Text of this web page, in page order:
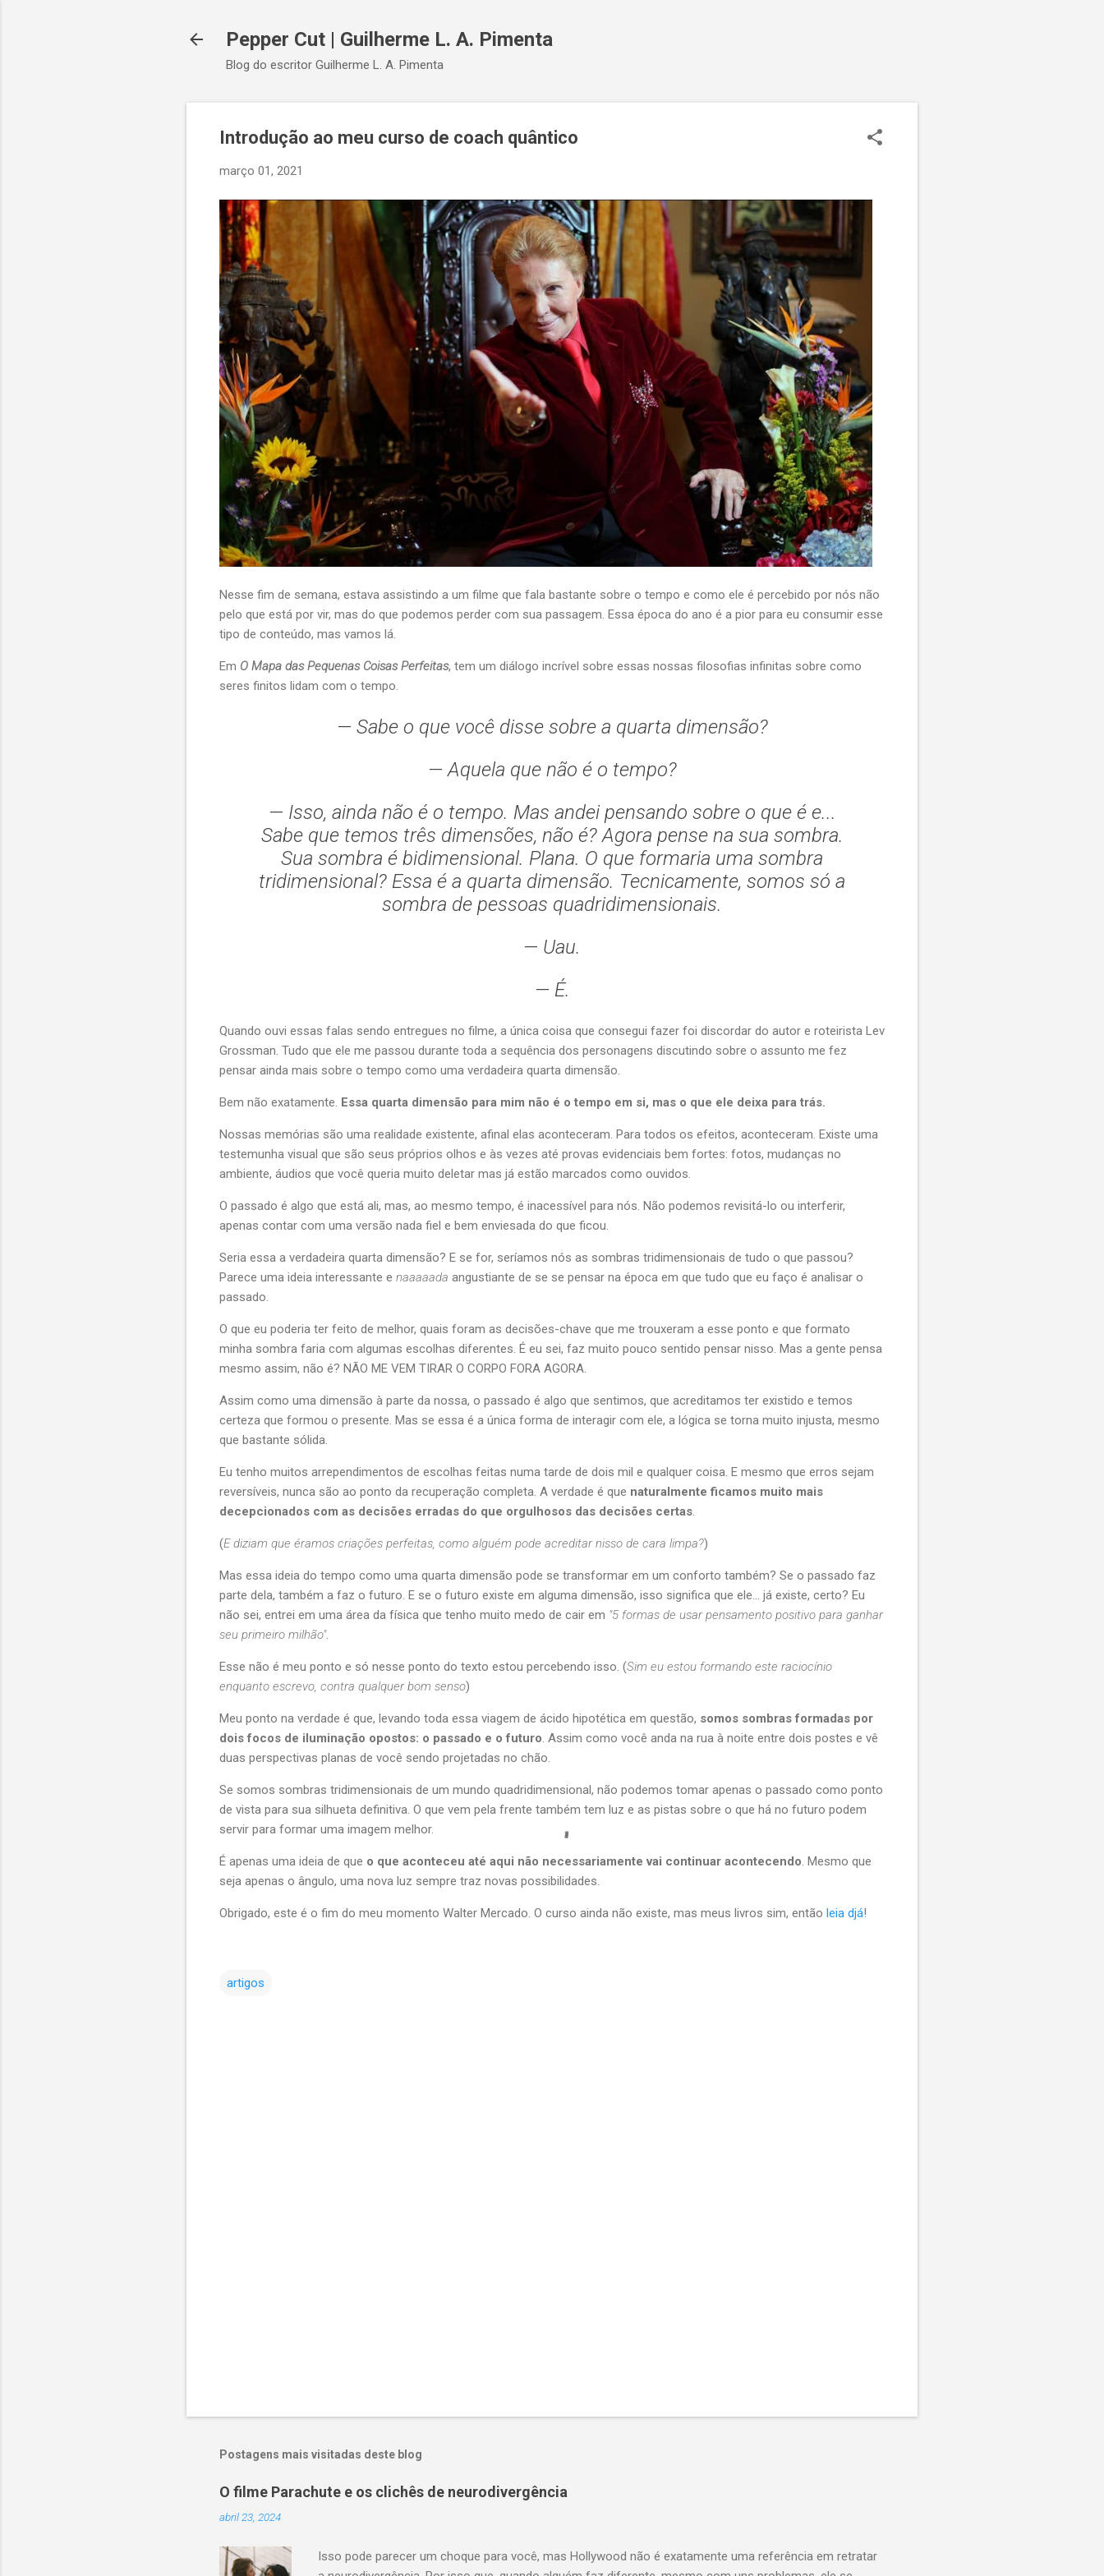
Pepper Cut | Guilherme L. A. Pimenta
Blog do escritor Guilherme L. A. Pimenta
Introdução ao meu curso de coach quântico
março 01, 2021
Nesse fim de semana, estava assistindo a um filme que fala bastante sobre o tempo e como ele é percebido por nós não
pelo que está por vir, mas do que podemos perder com sua passagem. Essa época do ano é a pior para eu consumir esse
tipo de conteúdo, mas vamos lá.
Em O Mapa das Pequenas Coisas Perfeitas, tem um diálogo incrível sobre essas nossas filosofias infinitas sobre como
seres finitos lidam com o tempo.
— Sabe o que você disse sobre a quarta dimensão?
— Aquela que não é o tempo?
— Isso, ainda não é o tempo. Mas andei pensando sobre o que é e...
Sabe que temos três dimensões, não é? Agora pense na sua sombra.
Sua sombra é bidimensional. Plana. O que formaria uma sombra
tridimensional? Essa é a quarta dimensão. Tecnicamente, somos só a
sombra de pessoas quadridimensionais.
— Uau.
— É.
Quando ouvi essas falas sendo entregues no filme, a única coisa que consegui fazer foi discordar do autor e roteirista Lev
Grossman. Tudo que ele me passou durante toda a sequência dos personagens discutindo sobre o assunto me fez
pensar ainda mais sobre o tempo como uma verdadeira quarta dimensão.
Bem não exatamente. Essa quarta dimensão para mim não é o tempo em si, mas o que ele deixa para trás.
Nossas memórias são uma realidade existente, afinal elas aconteceram. Para todos os efeitos, aconteceram. Existe uma
testemunha visual que são seus próprios olhos e às vezes até provas evidenciais bem fortes: fotos, mudanças no
ambiente, áudios que você queria muito deletar mas já estão marcados como ouvidos.
O passado é algo que está ali, mas, ao mesmo tempo, é inacessível para nós. Não podemos revisitá-lo ou interferir,
apenas contar com uma versão nada fiel e bem enviesada do que ficou.
Seria essa a verdadeira quarta dimensão? E se for, seríamos nós as sombras tridimensionais de tudo o que passou?
Parece uma ideia interessante e naaaaada angustiante de se se pensar na época em que tudo que eu faço é analisar o
passado.
O que eu poderia ter feito de melhor, quais foram as decisões-chave que me trouxeram a esse ponto e que formato
minha sombra faria com algumas escolhas diferentes. É eu sei, faz muito pouco sentido pensar nisso. Mas a gente pensa
mesmo assim, não é? NÃO ME VEM TIRAR O CORPO FORA AGORA.
Assim como uma dimensão à parte da nossa, o passado é algo que sentimos, que acreditamos ter existido e temos
certeza que formou o presente. Mas se essa é a única forma de interagir com ele, a lógica se torna muito injusta, mesmo
que bastante sólida.
Eu tenho muitos arrependimentos de escolhas feitas numa tarde de dois mil e qualquer coisa. E mesmo que erros sejam
reversíveis, nunca são ao ponto da recuperação completa. A verdade é que naturalmente ficamos muito mais
decepcionados com as decisões erradas do que orgulhosos das decisões certas.
(E diziam que éramos criações perfeitas, como alguém pode acreditar nisso de cara limpa?)
Mas essa ideia do tempo como uma quarta dimensão pode se transformar em um conforto também? Se o passado faz
parte dela, também a faz o futuro. E se o futuro existe em alguma dimensão, isso significa que ele... já existe, certo? Eu
não sei, entrei em uma área da física que tenho muito medo de cair em "5 formas de usar pensamento positivo para ganhar
seu primeiro milhão".
Esse não é meu ponto e só nesse ponto do texto estou percebendo isso. (Sim eu estou formando este raciocínio
enquanto escrevo, contra qualquer bom senso)
Meu ponto na verdade é que, levando toda essa viagem de ácido hipotética em questão, somos sombras formadas por
dois focos de iluminação opostos: o passado e o futuro. Assim como você anda na rua à noite entre dois postes e vê
duas perspectivas planas de você sendo projetadas no chão.
Se somos sombras tridimensionais de um mundo quadridimensional, não podemos tomar apenas o passado como ponto
de vista para sua silhueta definitiva. O que vem pela frente também tem luz e as pistas sobre o que há no futuro podem
servir para formar uma imagem melhor.
É apenas uma ideia de que o que aconteceu até aqui não necessariamente vai continuar acontecendo. Mesmo que
seja apenas o ângulo, uma nova luz sempre traz novas possibilidades.
Obrigado, este é o fim do meu momento Walter Mercado. O curso ainda não existe, mas meus livros sim, então leia djá!
artigos
Postagens mais visitadas deste blog
O filme Parachute e os clichês de neurodivergência
abril 23, 2024
Isso pode parecer um choque para você, mas Hollywood não é exatamente uma referência em retratar